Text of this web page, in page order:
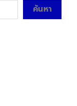
ค้นหา